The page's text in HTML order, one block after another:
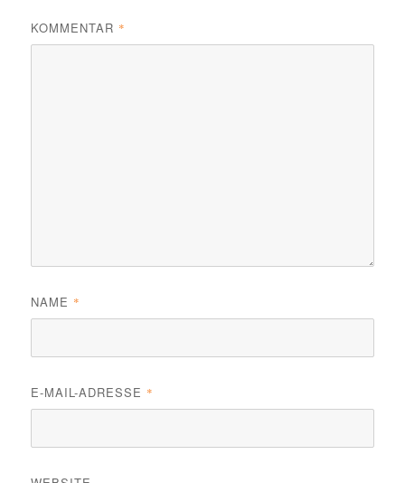
KOMMENTAR *
NAME *
E-MAIL-ADRESSE *